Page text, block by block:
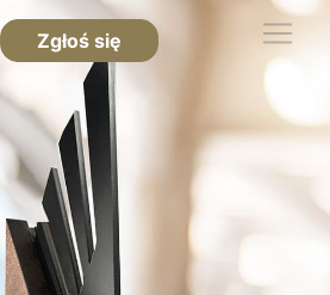
Zgłoś się